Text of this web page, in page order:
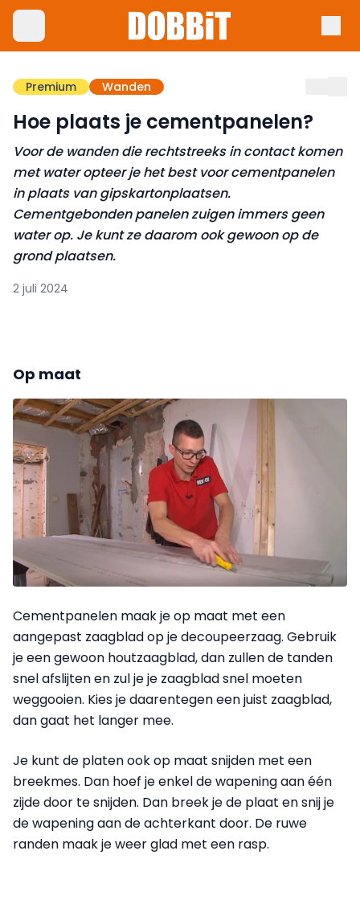
Premium Wanden
Hoe plaats je cementpanelen?
Voor de wanden die rechtstreeks in contact komen
met water opteer je het best voor cementpanelen
in plaats van gipskartonplaatsen.
Cementgebonden panelen zuigen immers geen
water op. Je kunt ze daarom ook gewoon op de
grond plaatsen.
2 juli 2024
Op maat
Cementpanelen maak je op maat met een
aangepast zaagblad op je decoupeerzaag. Gebruik
je een gewoon houtzaagblad, dan zullen de tanden
snel afslijten en zul je je zaagblad snel moeten
weggooien. Kies je daarentegen een juist zaagblad,
dan gaat het langer mee.
Je kunt de platen ook op maat snijden met een
breekmes. Dan hoef je enkel de wapening aan één
zijde door te snijden. Dan breek je de plaat en snij je
de wapening aan de achterkant door. De ruwe
randen maak je weer glad met een rasp.